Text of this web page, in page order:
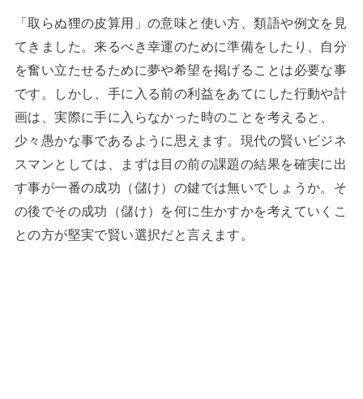
「取らぬ狸の皮算用」の意味と使い方、類語や例文を見
てきました。来るべき幸運のために準備をしたり、自分
を奮い立たせるために夢や希望を掲げることは必要な事
です。しかし、手に入る前の利益をあてにした行動や計
画は、実際に手に入らなかった時のことを考えると、
少々愚かな事であるように思えます。現代の賢いビジネ
スマンとしては、まずは目の前の課題の結果を確実に出
す事が一番の成功（儲け）の鍵では無いでしょうか。そ
の後でその成功（儲け）を何に生かすかを考えていくこ
との方が堅実で賢い選択だと言えます。